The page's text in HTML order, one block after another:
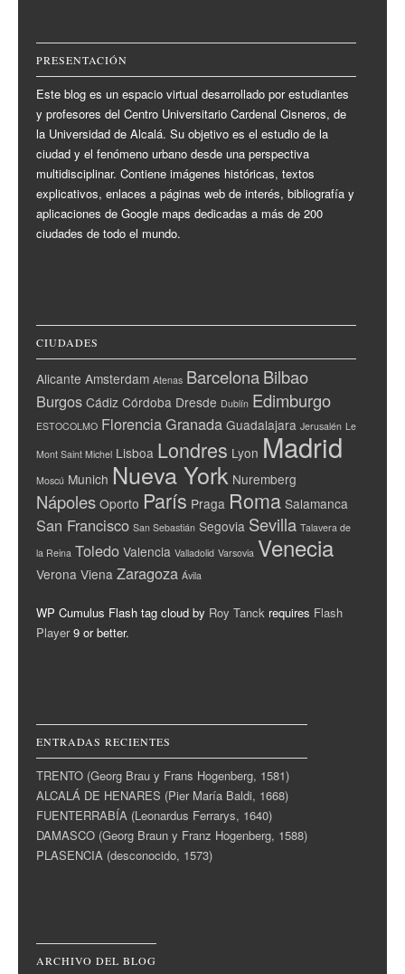
PRESENTACIÓN
Este blog es un espacio virtual desarrollado por estudiantes
y profesores del Centro Universitario Cardenal Cisneros, de
la Universidad de Alcalá. Su objetivo es el estudio de la
ciudad y el fenómeno urbano desde una perspectiva
multidisciplinar. Contiene imágenes históricas, textos
explicativos, enlaces a páginas web de interés, bibliografía y
aplicaciones de Google maps dedicadas a más de 200
ciudades de todo el mundo.
CIUDADES
Alicante Amsterdam Atenas BarcelonaBilbao
Burgos Cádiz Córdoba Dresde Dublín Edimburgo
ESTOCOLMO FlorenciaGranada Guadalajara Jerusalén Le
Mont Saint Michel Lisboa Londres Lyon Madrid
Moscú Munich Nueva York Nuremberg
Nápoles Oporto París Praga Roma Salamanca
San Francisco San Sebastián Segovia Sevilla Talavera de
la Reina Toledo Valencia Valladolid Varsovia Venecia
Verona Viena Zaragoza Ávila
WP Cumulus Flash tag cloud by Roy Tanck requires Flash
Player9 or better.
ENTRADAS RECIENTES
TRENTO (Georg Brau y Frans Hogenberg, 1581)
ALCALÁ DE HENARES (Pier María Baldi, 1668)
FUENTERRABÍA (Leonardus Ferrarys, 1640)
DAMASCO (Georg Braun y Franz Hogenberg, 1588)
PLASENCIA (desconocido, 1573)
ARCHIVO DEL BLOG